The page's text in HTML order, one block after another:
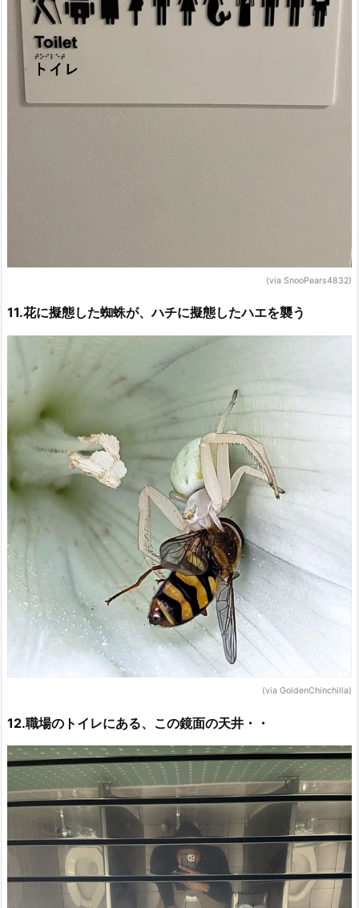
(via SnooPears4832)
11.花に擬態した蜘蛛が、ハチに擬態したハエを襲う
(via GoldenChinchilla)
12.職場のトイレにある、この鏡面の天井・・